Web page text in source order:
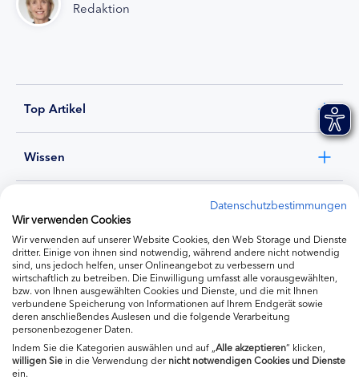
Redaktion
Top Artikel
Wissen
Ernährung
Produkte
Datenschutzbestimmungen
Wir verwenden Cookies
Wir verwenden auf unserer Website Cookies, den Web Storage und Dienste
dritter. Einige von ihnen sind notwendig, während andere nicht notwendig
sind, uns jedoch helfen, unser Onlineangebot zu verbessern und
wirtschaftlich zu betreiben. Die Einwilligung umfasst alle vorausgewählten,
bzw. von Ihnen ausgewählten Cookies und Dienste, und die mit Ihnen
verbundene Speicherung von Informationen auf Ihrem Endgerät sowie
deren anschließendes Auslesen und die folgende Verarbeitung
personenbezogener Daten.
Indem Sie die Kategorien auswählen und auf „ Alle akzeptieren“ klicken,
willigenSie in die Verwendung dernicht notwendigen Cookies und Dienste
ein.